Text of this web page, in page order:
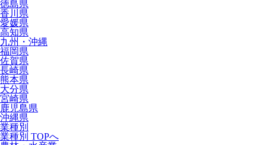
徳島県
香川県
愛媛県
高知県
九州・沖縄
福岡県
佐賀県
長崎県
熊本県
大分県
宮崎県
鹿児島県
沖縄県
業種別
業種別 TOPへ